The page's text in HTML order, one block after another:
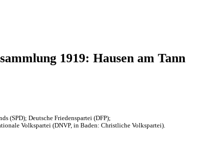
1919: Hausen am Tann
(SPD); Deutsche Friedenspartei (DFP);
Volkspartei (DNVP, in Baden: Christliche Volkspartei).